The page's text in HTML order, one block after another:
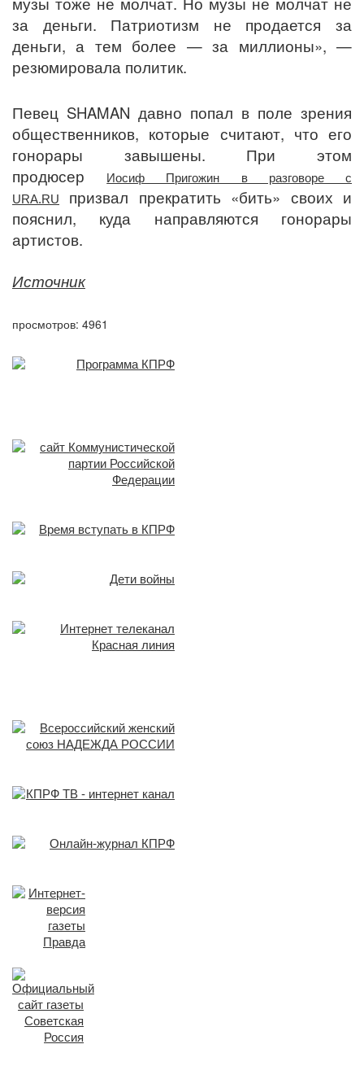
за деньги. Патриотизм не продается за
деньги, а тем более — за миллионы», —
резюмировала политик.
Певец SHAMAN давно попал в поле зрения
общественников, которые считают, что его
гонорары завышены. При этом
продюсер
Иосиф Пригожин в разговоре с
URA.RU
призвал прекратить «бить» своих и
пояснил, куда направляются гонорары
артистов.
Источник
просмотров: 4961